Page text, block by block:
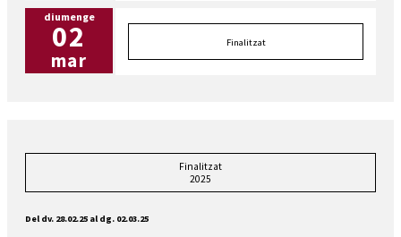
diumenge
02
mar
Finalitzat
Finalitzat
2025
Del dv. 28.02.25 al dg. 02.03.25